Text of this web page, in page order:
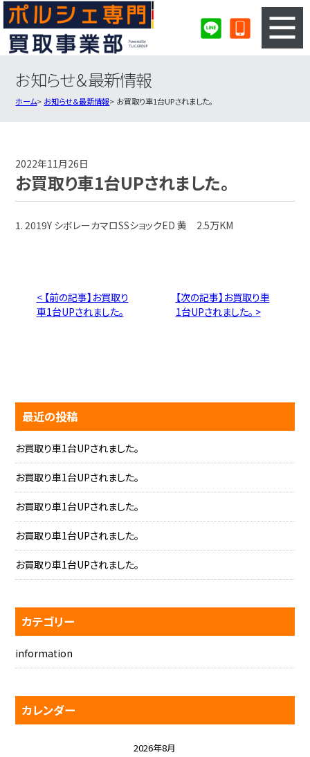
3ステップのカンタン査定
ポルシェ買取実績
お知らせ＆最新情報
ホーム お知らせ＆最新情報 お買取り車1台UPされました。
2022年11月26日
お買取り車1台UPされました。
1. 2019Y シボレーカマロSSショックED 黄 2.5万KM
< 【前の記事】お買取り
車1台UPされました。
【次の記事】お買取り車
1台UPされました。 >
最近の投稿
お買取り車1台UPされました。
お買取り車1台UPされました。
お買取り車1台UPされました。
お買取り車1台UPされました。
お買取り車1台UPされました。
カテゴリー
information
カレンダー
2026年8月